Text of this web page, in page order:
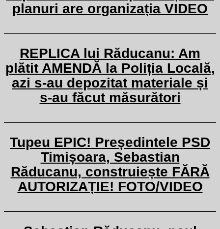
planuri are organizația VIDEO
REPLICA lui Răducanu: Am
plătit AMENDĂ la Poliția Locală,
azi s-au depozitat materiale și
s-au făcut măsurători
Tupeu EPIC! Președintele PSD
Timișoara, Sebastian
Răducanu, construiește FĂRĂ
AUTORIZAȚIE! FOTO/VIDEO